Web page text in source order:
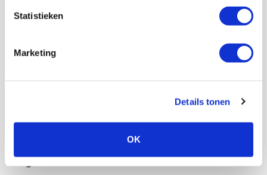
Statistieken
Marketing
Details tonen
OK
AGENDA
23
Selectiedag ballenjongens/-meiden
Geef Mij Maar Amsterdam